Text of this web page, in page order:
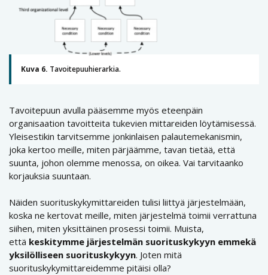
Kuva 6. Tavoitepuuhierarkia.
Tavoitepuun avulla pääsemme myös eteenpäin
organisaation tavoitteita tukevien mittareiden löytämisessä.
Yleisestikin tarvitsemme jonkinlaisen palautemekanismin,
joka kertoo meille, miten pärjäämme, tavan tietää, että
suunta, johon olemme menossa, on oikea. Vai tarvitaanko
korjauksia suuntaan.
Näiden suorituskykymittareiden tulisi liittyä järjestelmään,
koska ne kertovat meille, miten järjestelmä toimii verrattuna
siihen, miten yksittäinen prosessi toimii. Muista,
että keskitymme järjestelmän suorituskykyyn emmekä
yksilölliseen suorituskykyyn. Joten mitä
suorituskykymittareidemme pitäisi olla?